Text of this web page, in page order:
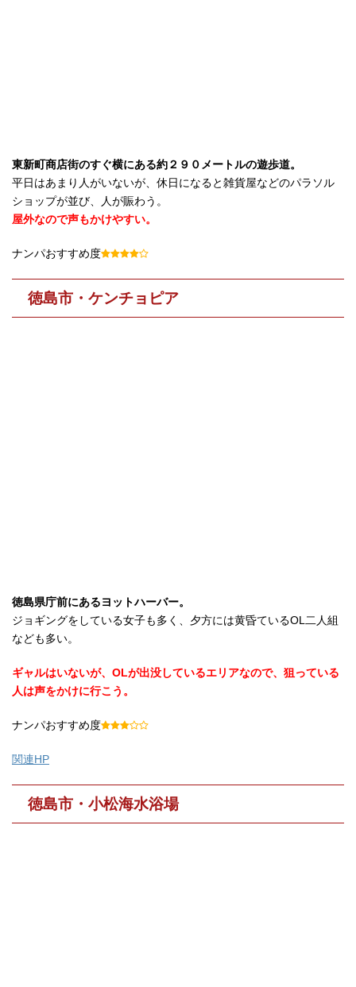
東新町商店街のすぐ横にある約２９０メートルの遊歩道。
平日はあまり人がいないが、休日になると雑貨屋などのパラソル
ショップが並び、人が賑わう。
屋外なので声もかけやすい。
ナンパおすすめ度
徳島市・ケンチョピア
徳島県庁前にあるヨットハーバー。
ジョギングをしている女子も多く、夕方には黄昏ているOL二人組
なども多い。
ギャルはいないが、OLが出没しているエリアなので、狙っている
人は声をかけに行こう。
ナンパおすすめ度
関連HP
徳島市・小松海水浴場